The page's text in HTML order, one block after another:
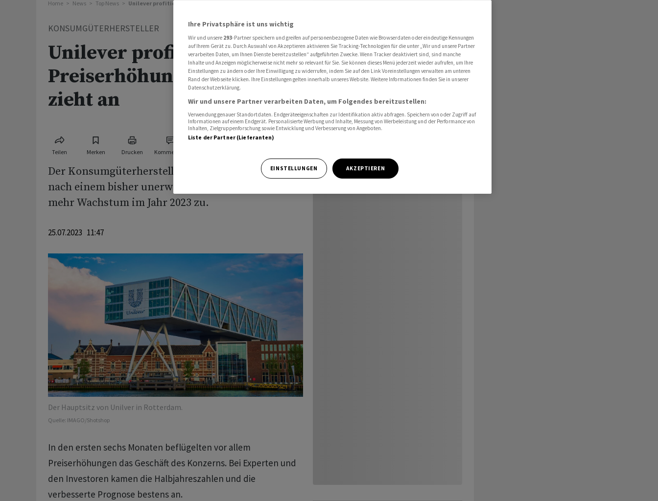
Home News Top News Unilever profitiert von Preiserhöhungen - Aktie zieht an
KONSUMGÜTERHERSTELLER
Unilever profitiert von
Preiserhöhungen - Aktie
zieht an
Teilen Merken Drucken Kommentare
Der Konsumgüterhersteller Unilever traut sich
nach einem bisher unerwartet guten Lauf etwas
mehr Wachstum im Jahr 2023 zu.
25.07.2023 11:47
Der Hauptsitz von Unilver in Rotterdam.
Quelle: IMAGO/Shotshop
In den ersten sechs Monaten beflügelten vor allem
Preiserhöhungen das Geschäft des Konzerns. Bei Experten und
den Investoren kamen die Halbjahreszahlen und die
verbesserte Prognose bestens an.
Ihre Privatsphäre ist uns wichtig
Wir und unsere 293-Partner speichern und greifen auf personenbezogene Daten wie Browserdaten oder eindeutige Kennungen
auf Ihrem Gerät zu. Durch Auswahl von Akzeptieren aktivieren Sie Tracking-Technologien für die unter „Wir und unsere Partner
verarbeiten Daten, um Ihnen Dienste bereitzustellen“ aufgeführten Zwecke. Wenn Tracker deaktiviert sind, sind manche
Inhalte und Anzeigen möglicherweise nicht mehr so relevant für Sie. Sie können dieses Menü jederzeit wieder aufrufen, um Ihre
Einstellungen zu ändern oder Ihre Einwilligung zu widerrufen, indem Sie auf den Link Voreinstellungen verwalten am unteren
Rand der Webseite klicken. Ihre Einstellungen gelten innerhalb unseres Website. Weitere Informationen finden Sie in unserer
Datenschutzerklärung.
Wir und unsere Partner verarbeiten Daten, um Folgendes bereitzustellen:
Verwendung genauer Standortdaten. Endgeräteeigenschaften zur Identifikation aktiv abfragen. Speichern von oder Zugriff auf
Informationen auf einem Endgerät. Personalisierte Werbung und Inhalte, Messung von Werbeleistung und der Performance von
Inhalten, Zielgruppenforschung sowie Entwicklung und Verbesserung von Angeboten.
Liste der Partner (Lieferanten)
EINSTELLUNGEN AKZEPTIEREN